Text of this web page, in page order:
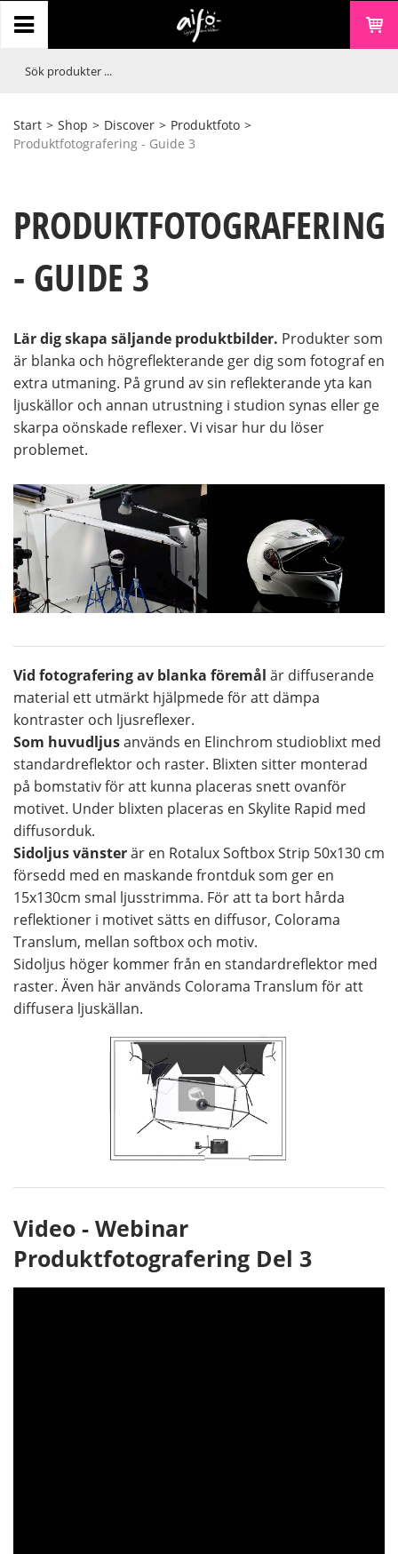
Start > Shop > Discover > Produktfoto >
Produktfotografering - Guide 3
PRODUKTFOTOGRAFERING
- GUIDE 3
Lär dig skapa säljande produktbilder. Produkter som
är blanka och högreflekterande ger dig som fotograf en
extra utmaning. På grund av sin reflekterande yta kan
ljuskällor och annan utrustning i studion synas eller ge
skarpa oönskade reflexer. Vi visar hur du löser
problemet.
Vid fotografering av blanka föremål är diffuserande
material ett utmärkt hjälpmede för att dämpa
kontraster och ljusreflexer.
Som huvudljusanvänds en Elinchrom studioblixt med
standardreflektor och raster. Blixten sitter monterad
på bomstativ för att kunna placeras snett ovanför
motivet. Under blixten placeras en Skylite Rapid med
diffusorduk.
Sidoljus vänsterär en Rotalux Softbox Strip 50x130 cm
försedd med en maskande frontduk som ger en
15x130cm smal ljusstrimma. För att ta bort hårda
reflektioner i motivet sätts en diffusor, Colorama
Translum, mellan softbox och motiv.
Sidoljus höger kommer från en standardreflektor med
raster. Även här används Colorama Translum för att
diffusera ljuskällan.
Video - Webinar
Produktfotografering Del 3